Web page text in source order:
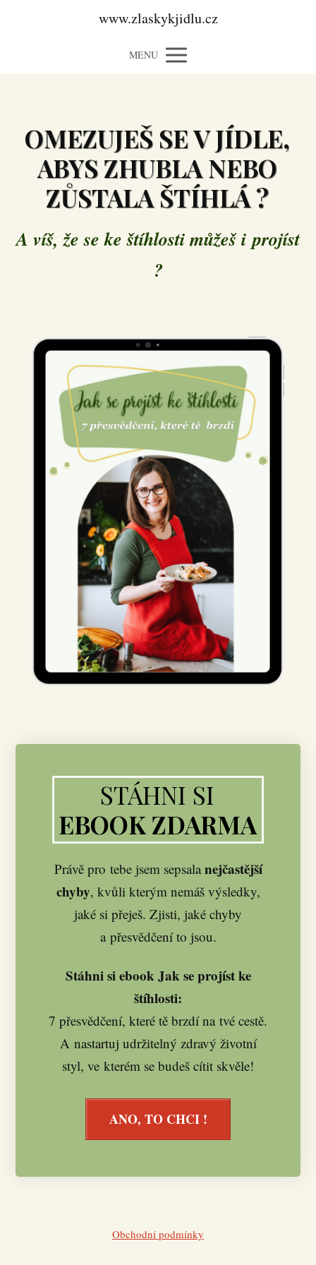
www.zlaskykjidlu.cz
MENU
OMEZUJEŠ SE V JÍDLE,
ABYS ZHUBLA NEBO
ZŮSTALA ŠTÍHLÁ ?
A víš, že se ke štíhlosti můžeš i projíst
?
STÁHNI SI
EBOOK ZDARMA
Právě pro tebe jsem sepsalanejčastější
chyby, kvůli kterým nemáš výsledky,
jaké si přeješ. Zjisti, jaké chyby
a přesvědčení to jsou.
Stáhni si ebook Jak se projíst ke
štíhlosti:
7 přesvědčení, které tě brzdí na tvé cestě.
A nastartuj udržitelný zdravý životní
styl, ve kterém se budeš cítit skvěle!
ANO, TO CHCI !
Obchodní podmínky